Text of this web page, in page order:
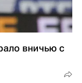
вничью с